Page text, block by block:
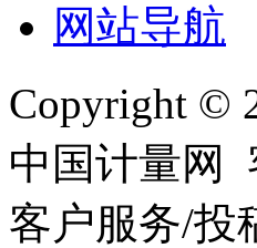
网站导航
Copyright ©
中国计量网
客户服务/投